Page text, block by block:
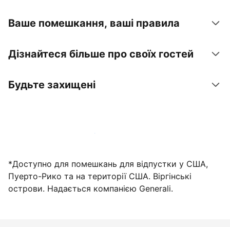
Ваше помешкання, ваші правила
Дізнайтеся більше про своїх гостей
Будьте захищені
Зареєструвати помешкання вже зараз
*Доступно для помешкань для відпустки у США,
Пуерто-Рико та на території США. Віргінські
острови. Надається компанією Generali.